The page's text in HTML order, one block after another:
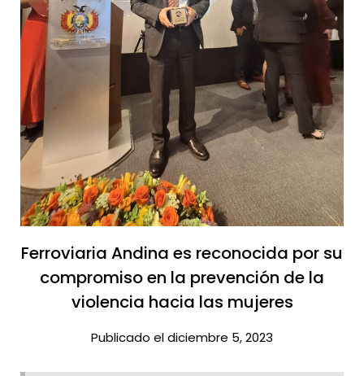
Ferroviaria Andina es reconocida por su
compromiso en la prevención de la
violencia hacia las mujeres
Publicado el diciembre 5, 2023